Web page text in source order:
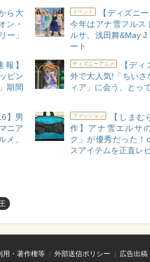
ら大
ン・
ー」
イベント
【ディズニ
今年はアナ雪フルス
ルサ、浅田舞&May
ート
】
ピン
期間
ディズニーアニメ
【デ
外で大人気!「ちいさ
ィア」に会う、とっ
】男
ニア
メ、
ファッション
【しまむ
作】アナ雪エルサ
ク」が優秀だった！
スアイテムを正直レ
用・著作権等 外部送信ポリシー 広告出稿